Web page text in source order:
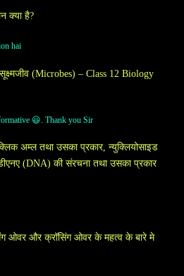
क्या है?
hai
सूक्ष्मजीव (Microbes) – Class 12 Biology
😃. Thank you Sir
अम्ल तथा उसका प्रकार, न्युक्लियोसाइड
(DNA) की संरचना तथा उसका प्रकार
ओवर और क्रॉसिंग ओवर के महत्व के बारे मे